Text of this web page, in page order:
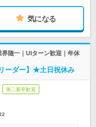
気になる
随一｜UIターン歓迎｜年休
ーダー】★土日祝休み
第二新卒歓迎